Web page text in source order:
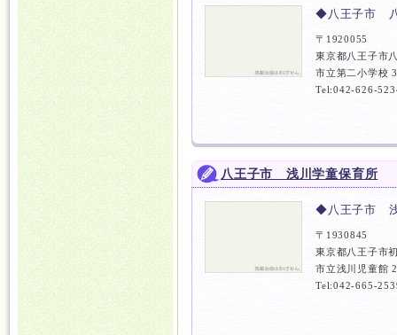
◆八王子市
〒1920055
東京都八王子市
市立第二小学校
Tel:042-626-
八王子市 浅川学童保育所
◆八王子市
〒1930845
東京都八王子市
市立浅川児童館
Tel:042-665-